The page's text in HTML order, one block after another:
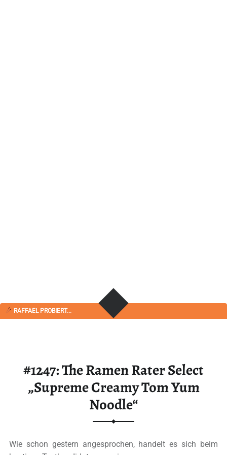
RAFFAEL PROBIERT...
#1247: The Ramen Rater Select
„Supreme Creamy Tom Yum
Noodle“
Wie schon gestern angesprochen, handelt es sich beim